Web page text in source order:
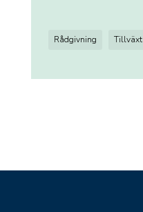
Rådgivning Tillväxt